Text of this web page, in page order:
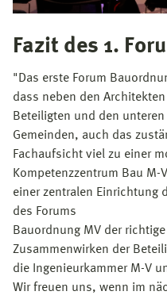
Fazit des 1.
"Das erste Forum
dass neben den
Beteiligten und den
Gemeinden, auch das
Fachaufsicht viel zu einer
Kompetenzzentrum Bau M-
einer zentralen Einrichtung
des Forums
Bauordnung MV der
Zusammenwirken der
die Ingenieurkammer M-V
Wir freuen uns, wenn im